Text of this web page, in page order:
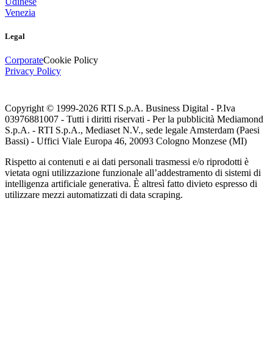
Venezia
Legal
CorporateCookie Policy
Privacy Policy
Copyright © 1999-2026 RTI S.p.A. Business Digital - P.Iva
03976881007 - Tutti i diritti riservati - Per la pubblicità Mediamond
S.p.A. - RTI S.p.A., Mediaset N.V., sede legale Amsterdam (Paesi
Bassi) - Uffici Viale Europa 46, 20093 Cologno Monzese (MI)
Rispetto ai contenuti e ai dati personali trasmessi e/o riprodotti è
vietata ogni utilizzazione funzionale all’addestramento di sistemi di
intelligenza artificiale generativa. È altresì fatto divieto espresso di
utilizzare mezzi automatizzati di data scraping.